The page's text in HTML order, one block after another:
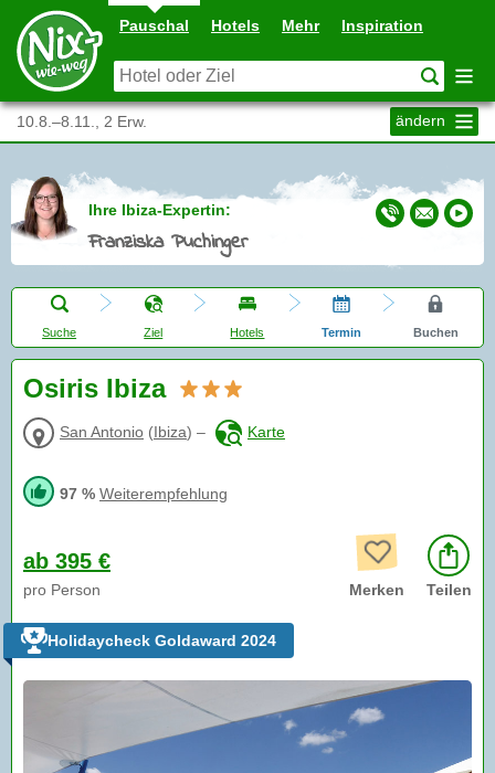
Pauschal Hotels Mehr Inspiration
10.8.–8.11., 2 Erw. ändern
Ihre Ibiza-Expertin:
Franziska Puchinger
Suche Ziel Hotels Termin Buchen
Osiris Ibiza
San Antonio (Ibiza) – Karte
97 % Weiterempfehlung
ab 395 €
pro Person Merken Teilen
Holidaycheck Goldaward 2024